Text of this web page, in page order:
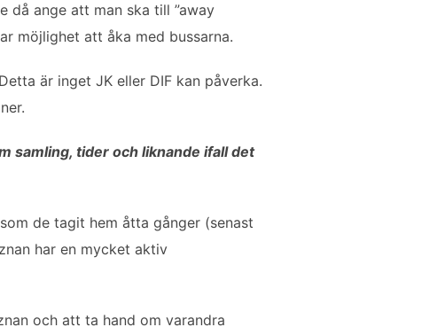
då ange att man ska till ”away
möjlighet att åka med bussarna.
är inget JK eller DIF kan påverka.
samling, tider och liknande ifall det
de tagit hem åtta gånger (senast
har en mycket aktiv
och att ta hand om varandra